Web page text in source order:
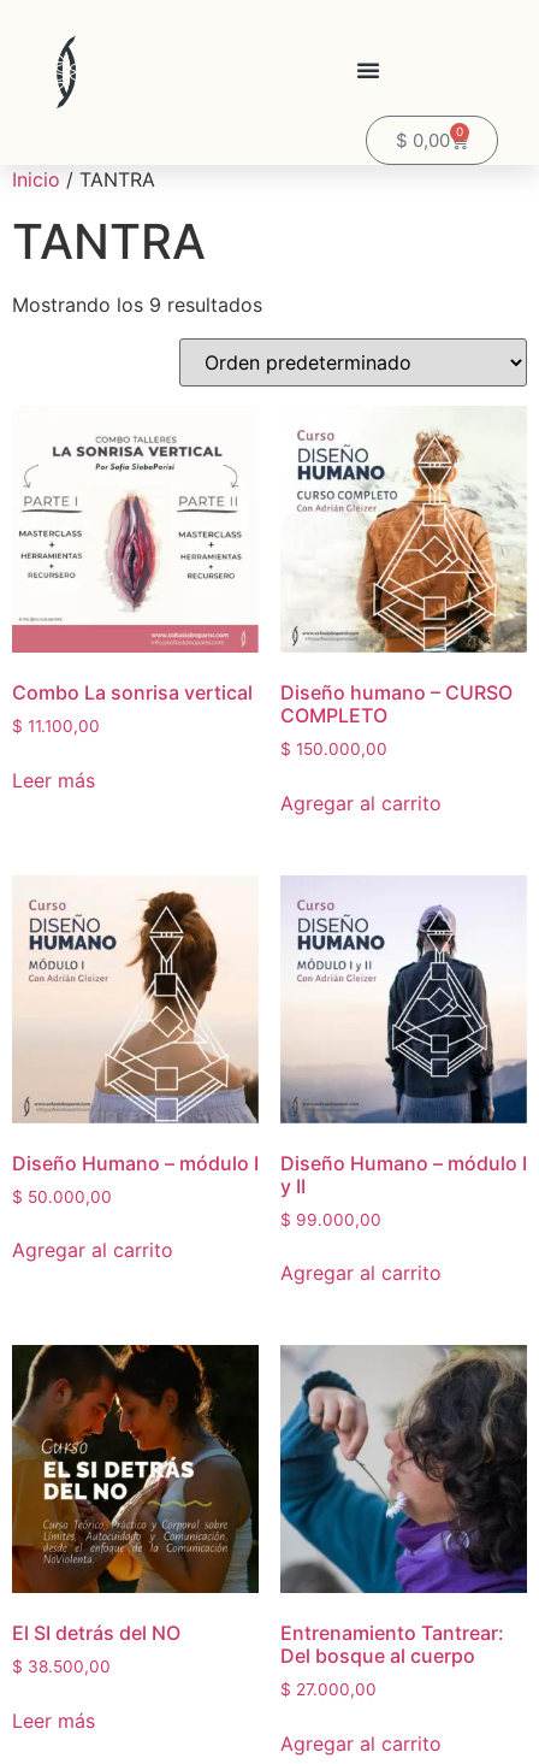
$ 0,00 0
Inicio / TANTRA
TANTRA
Mostrando los 9 resultados
Combo La sonrisa vertical
$ 11.100,00
Leer más
Diseño humano – CURSO
COMPLETO
$ 150.000,00
Agregar al carrito
Diseño Humano – módulo I
$ 50.000,00
Agregar al carrito
Diseño Humano – módulo I
y II
$ 99.000,00
Agregar al carrito
El SI detrás del NO
$ 38.500,00
Leer más
Entrenamiento Tantrear:
Del bosque al cuerpo
$ 27.000,00
Agregar al carrito